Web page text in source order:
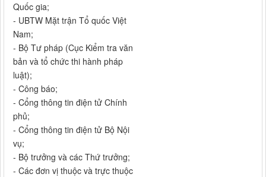
Quốc gia;
- UBTW Mặt trận Tổ quốc Việt
Nam;
- Bộ Tư pháp (Cục Kiểm tra văn
bản và tổ chức thi hành pháp
luật);
- Công báo;
- Cổng thông tin điện tử Chính
phủ;
- Cổng thông tin điện tử Bộ Nội
vụ;
- Bộ trưởng và các Thứ trưởng;
- Các đơn vị thuộc và trực thuộc